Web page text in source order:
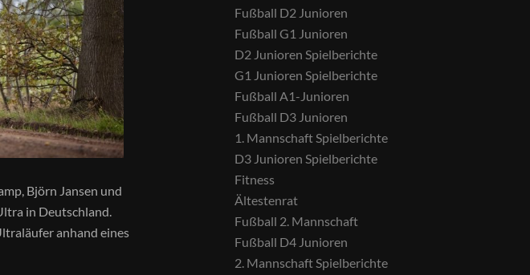
Björn Jansen und
in Deutschland.
anhand eines
Fußball D2 Junioren
Fußball G1 Junioren
D2 Junioren Spielberichte
G1 Junioren Spielberichte
Fußball A1-Junioren
Fußball D3 Junioren
1. Mannschaft Spielberichte
D3 Junioren Spielberichte
Fitness
Ältestenrat
Fußball 2. Mannschaft
Fußball D4 Junioren
2. Mannschaft Spielberichte